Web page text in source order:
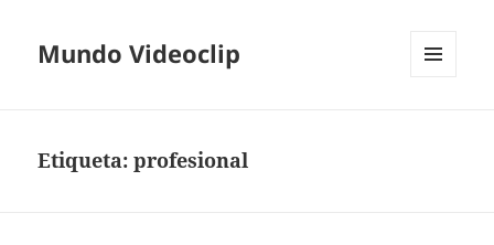
Mundo Videoclip
Etiqueta:profesional